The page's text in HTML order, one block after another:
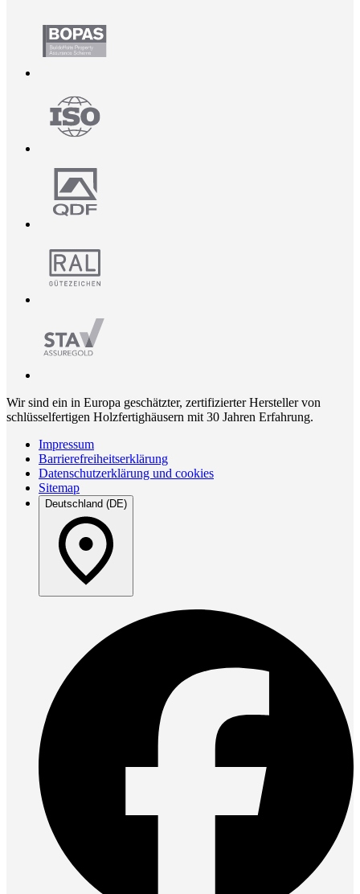
Wir sind ein in Europa geschätzter, zertifizierter Hersteller von
schlüsselfertigen Holzfertighäusern mit 30 Jahren Erfahrung.
Impressum
Barrierefreiheitserklärung
Datenschutzerklärung und cookies
Sitemap
Deutschland (DE)